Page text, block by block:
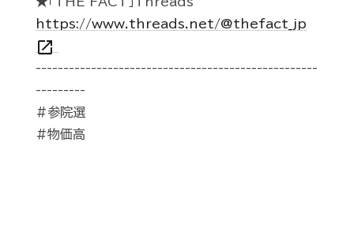
https://www.threads.net/@thefact_jp
open_in_new
---------------------------------------------------
---------
#参院選
#物価高